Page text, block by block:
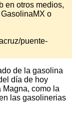
en otros medios,
o
puente-
de la gasolina
día de hoy
Magna, como la
las gasolinerias